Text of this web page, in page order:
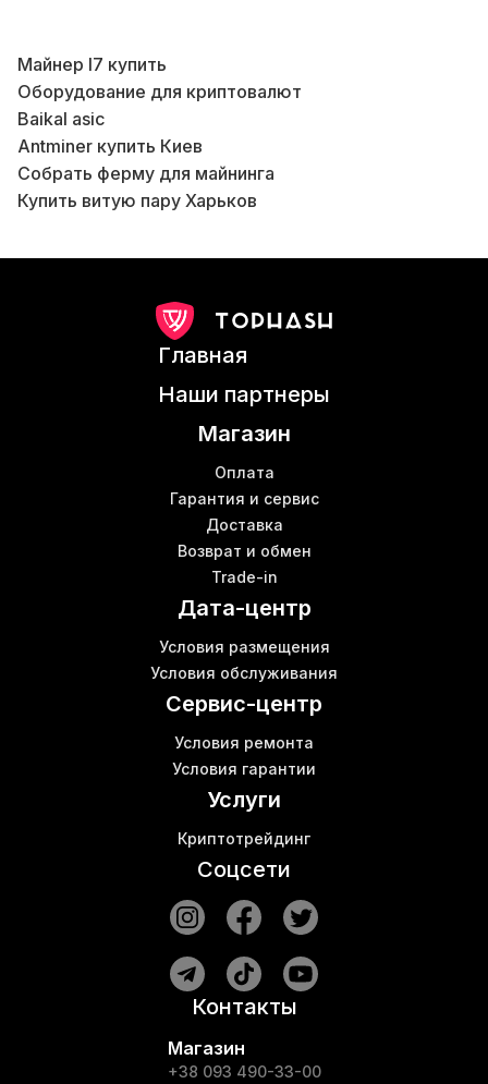
Майнер l7 купить
Оборудование для криптовалют
Baikal asic
Antminer купить Киев
Собрать ферму для майнинга
Купить витую пару Харьков
S17 antminer
Antminer bitmain t17
Криптовалюты майнинг
Антмайнер s17 купить
Аппаратный крипто кошелек
Аппараты для майнинга
Машины для майнинга купить
Проверенный майнинг
Асики на алгоритме ethash
Доходность асик s9
Главная
Наши партнеры
Магазин
Оплата
Гарантия и сервис
Доставка
Возврат и обмен
Trade-in
Дата-центр
Условия размещения
Условия обслуживания
Сервис-центр
Условия ремонта
Условия гарантии
Услуги
Криптотрейдинг
Соцсети
Контакты
Магазин
+38 093 490-33-00